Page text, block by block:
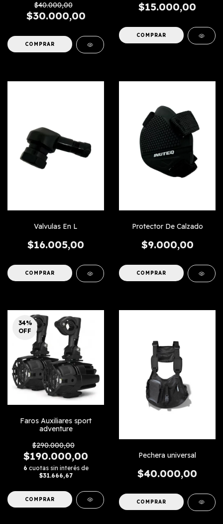
$40.000,00
$30.000,00
$15.000,00
Valvulas En L
$16.005,00
COMPRAR
Protector De Calzado
$9.000,00
34%
OFF
Faros Auxiliares sport
adventure
$290.000,00
$190.000,00
6 cuotas sin interés de
$31.666,67
Pechera universal
$40.000,00